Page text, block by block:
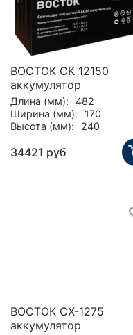
ВОСТОК СК 12150
аккумулятор
Длина (мм):
482
Ширина (мм):
170
Высота (мм):
240
34421 руб
ВОСТОК CX-1275
аккумулятор